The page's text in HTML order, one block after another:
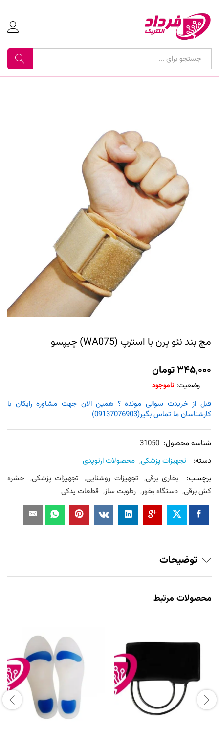
جستجو
مچ بند نئو پرن با استرپ (WA075) چیپسو
۳۴۵,۰۰۰تومان
وضعیت: ناموجود
قبل از خریدت سوالی مونده ؟ همین الان جهت مشاوره رایگان با
کارشناسان ما تماس بگیر(09137076903)
شناسه محصول: 31050
دسته:
تجهیزات پزشکی, محصولات ارتوپدی
برچسب:
بخاری برقی, تجهیزات روشنایی, تجهیزات پزشکی, حشره
کش برقی, دستگاه بخور, رطوبت ساز, قطعات یدکی
توضیحات
محصولات مرتبط